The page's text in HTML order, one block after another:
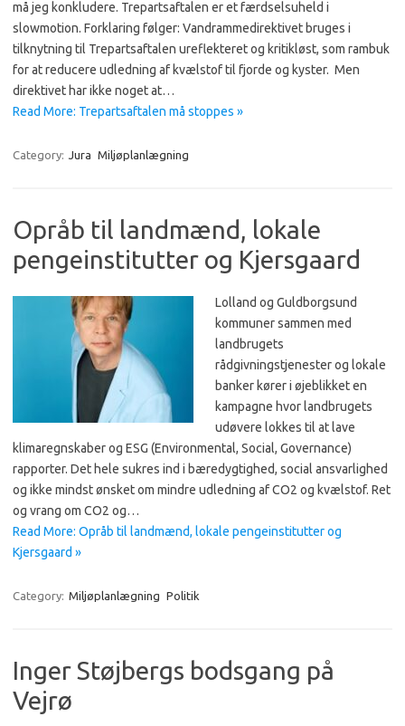
må jeg konkludere. Trepartsaftalen er et færdselsuheld i
slowmotion. Forklaring følger: Vandrammedirektivet bruges i
tilknytning til Trepartsaftalen ureflekteret og kritikløst, som rambuk
for at reducere udledning af kvælstof til fjorde og kyster. Men
direktivet har ikke noget at…
Read More: Trepartsaftalen må stoppes »
Category: Jura Miljøplanlægning
Opråb til landmænd, lokale
pengeinstitutter og Kjersgaard
Lolland og Guldborgsund
kommuner sammen med
landbrugets
rådgivningstjenester og lokale
banker kører i øjeblikket en
kampagne hvor landbrugets
udøvere lokkes til at lave
klimaregnskaber og ESG (Environmental, Social, Governance)
rapporter. Det hele sukres ind i bæredygtighed, social ansvarlighed
og ikke mindst ønsket om mindre udledning af CO2 og kvælstof. Ret
og vrang om CO2 og…
Read More: Opråb til landmænd, lokale pengeinstitutter og
Kjersgaard »
Category: Miljøplanlægning Politik
Inger Støjbergs bodsgang på
Vejrø